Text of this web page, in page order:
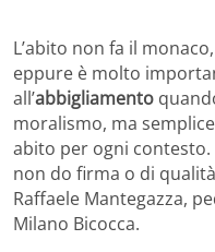
L’abito non fa il
eppure è molto
all’abbigliamento
moralismo, ma
abito per ogni
non do firma o di
Raffaele Mantegazza,
Milano Bicocca.